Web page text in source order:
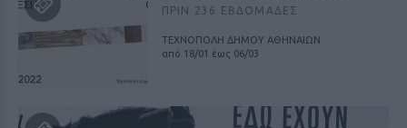
ΠΡΙΝ 236 ΕΒΔΟΜΆΔΕΣ
ΤΕΧΝΟΠΟΛΗ ΔΗΜΟΥ ΑΘΗΝΑΙΩΝ
από 18/01 έως 06/03